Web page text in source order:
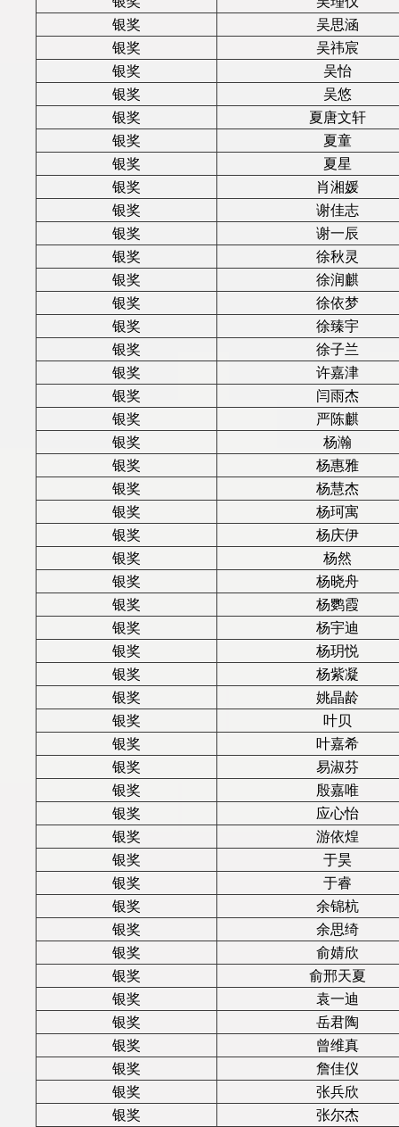
银奖
吴思涵
银奖
吴祎宸
银奖
吴怡
银奖
吴悠
银奖
夏唐文轩
银奖
夏童
银奖
夏星
银奖
肖湘媛
银奖
谢佳志
银奖
谢一辰
银奖
徐秋灵
银奖
徐润麒
银奖
徐依梦
银奖
徐臻宇
银奖
徐子兰
银奖
许嘉津
银奖
闫雨杰
银奖
严陈麒
银奖
杨瀚
银奖
杨惠雅
银奖
杨慧杰
银奖
杨珂寓
银奖
杨庆伊
银奖
杨然
银奖
杨晓舟
银奖
杨鹦霞
银奖
杨宇迪
银奖
杨玥悦
银奖
杨紫凝
银奖
姚晶龄
银奖
叶贝
银奖
叶嘉希
银奖
易淑芬
银奖
殷嘉唯
银奖
应心怡
银奖
游依煌
银奖
于昊
银奖
于睿
银奖
余锦杭
银奖
余思绮
银奖
俞婧欣
银奖
俞邢天夏
银奖
袁一迪
银奖
岳君陶
银奖
曾维真
银奖
詹佳仪
银奖
张兵欣
银奖
张尔杰